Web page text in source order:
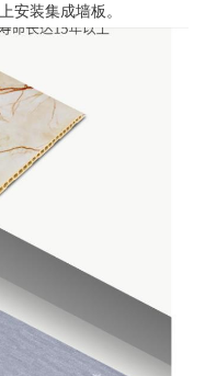
安装集成墙板。